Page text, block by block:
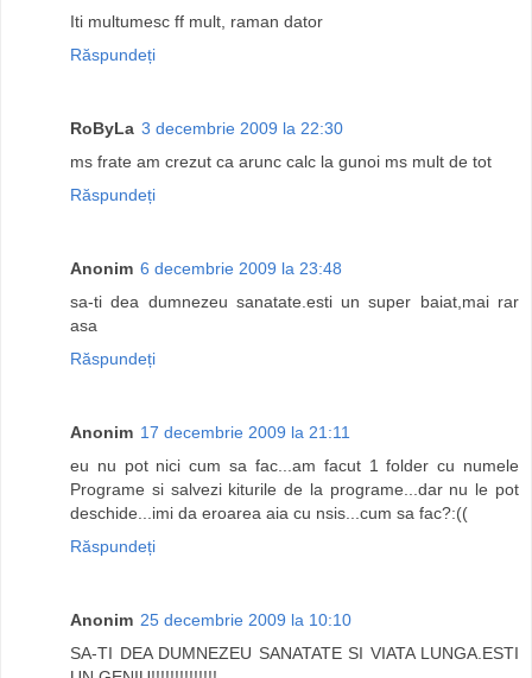
Iti multumesc ff mult, raman dator
Răspundeți
RoByLa 3 decembrie 2009 la 22:30
ms frate am crezut ca arunc calc la gunoi ms mult de tot
Răspundeți
Anonim 6 decembrie 2009 la 23:48
sa-ti dea dumnezeu sanatate.esti un super baiat,mai rar
asa
Răspundeți
Anonim 17 decembrie 2009 la 21:11
eu nu pot nici cum sa fac...am facut 1 folder cu numele
Programe si salvezi kiturile de la programe...dar nu le pot
deschide...imi da eroarea aia cu nsis...cum sa fac?:((
Răspundeți
Anonim 25 decembrie 2009 la 10:10
SA-TI DEA DUMNEZEU SANATATE SI VIATA LUNGA.ESTI